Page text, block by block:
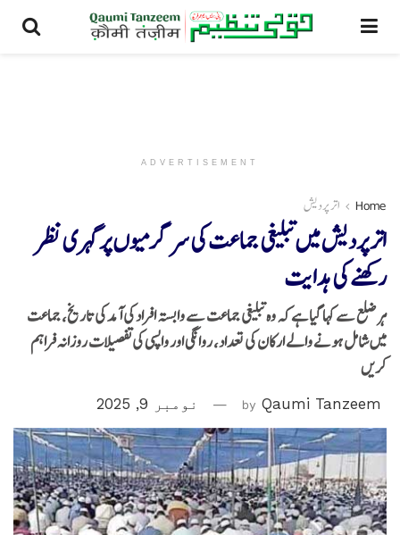
ADVERTISEMENT
Home اتر پردیش
اتر پردیش میں تبلیغی جماعت کی سرگرمیوں پر گہری نظر
رکھنے کی ہدایت
ہر ضلع سے کہا گیا ہے کہ وہ تبلیغی جماعت سے وابستہ افراد کی آمد کی تاریخ، جماعت
میں شامل ہونے والے ارکان کی تعداد، روانگی اور واپسی کی تفصیلات روزانہ فراہم
کریں
by Qaumi Tanzeem نومبر 9, 2025